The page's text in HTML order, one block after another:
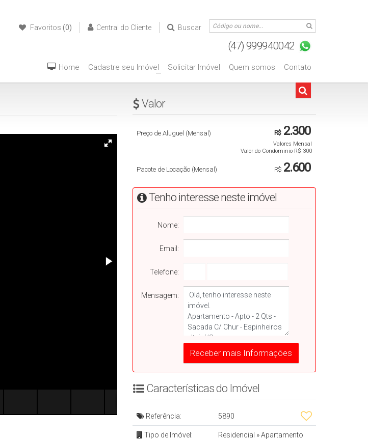
Buscar
Central do Cliente
Favoritos (0)
(47) 999940042
Contato
Quem somos
Solicitar Imóvel
+
Cadastre seu Imóvel
Home
Valorㅤㅤㅤㅤㅤㅤㅤㅤㅤㅤㅤㅤㅤ
R$2.300
Preço de Aluguel (Mensal)
Valores Mensal
Valor do Condominio R$ 300
R$ 2.600
Pacote de Locação (Mensal)
Tenho interesse neste imóvel
Nome:
Email:
Telefone:
Mensagem:
Características do Imóvelㅤㅤㅤ ㅤ
Referência: 5890
Tipo de Imóvel: Residencial »Apartamento